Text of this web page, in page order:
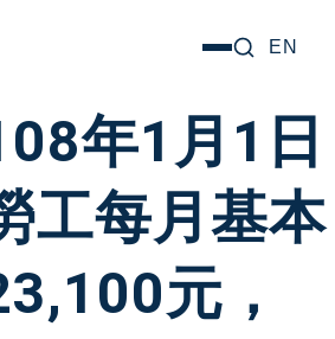
選
EN
年1月1日
工每月基本
元，